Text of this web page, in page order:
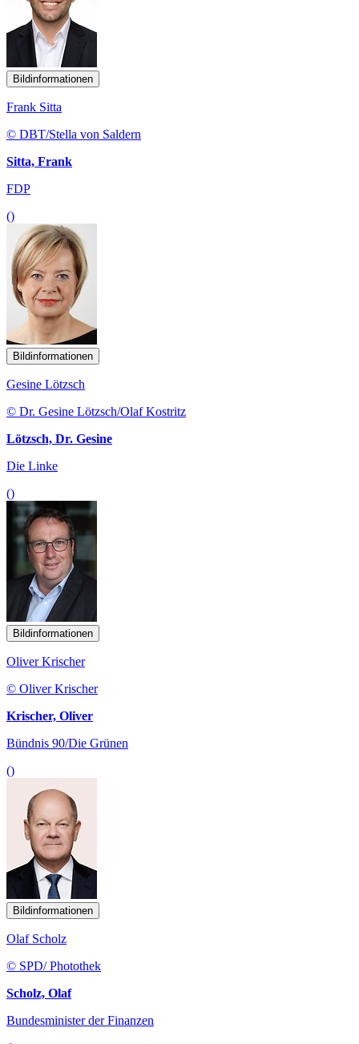
Bildinformationen
Frank Sitta
© DBT/Stella von Saldern
Sitta, Frank
FDP
()
Bildinformationen
Gesine Lötzsch
© Dr. Gesine Lötzsch/Olaf Kostritz
Lötzsch, Dr. Gesine
Die Linke
()
Bildinformationen
Oliver Krischer
© Oliver Krischer
Krischer, Oliver
Bündnis 90/Die Grünen
()
Bildinformationen
Olaf Scholz
© SPD/ Photothek
Scholz, Olaf
Bundesminister der Finanzen